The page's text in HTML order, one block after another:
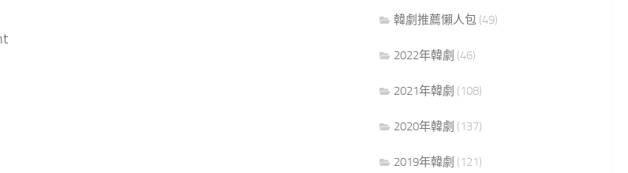
韓劇推薦懶人包 (49)
2022年韓劇 (46)
2021年韓劇 (108)
2020年韓劇 (137)
2019年韓劇 (121)